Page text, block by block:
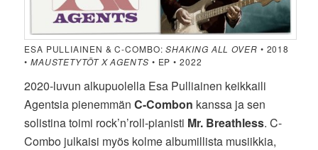
ESA PULLIAINEN & C-COMBO:SHAKING ALL OVER • 2018
• MAUSTETYTÖT X AGENTS • EP • 2022
2020-luvun alkupuolella Esa Pulliainen keikkaili
Agentsia pienemmänC-Combon kanssa ja sen
solistina toimi rock’n’roll-pianisti Mr. Breathless. C-
Combo julkaisi myös kolme albumillista musiikkia,